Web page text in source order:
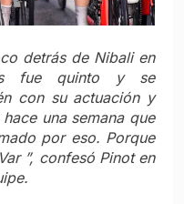
detrás de Nibali en
fue quinto y se
con su actuación y
una semana que
por eso. Porque
”, confesó Pinot en